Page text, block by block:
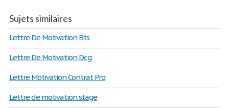
Sujets similaires
Lettre De Motivation Bts
Lettre De Motivation Dcg
Lettre Motivation Contrat Pro
Lettre de motivation stage